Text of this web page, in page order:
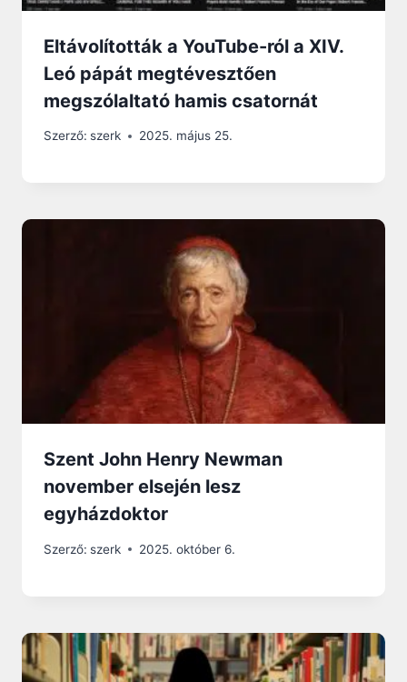
Eltávolították a YouTube-ról a XIV.
Leó pápát megtévesztően
megszólaltató hamis csatornát
Szerző: szerk 2025. május 25.
Szent John Henry Newman
november elsején lesz
egyházdoktor
Szerző: szerk 2025. október 6.